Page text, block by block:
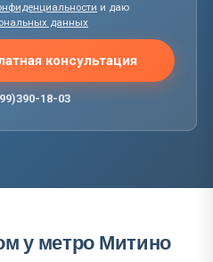
и даю
данных
консультация
18-03
у метро Митино